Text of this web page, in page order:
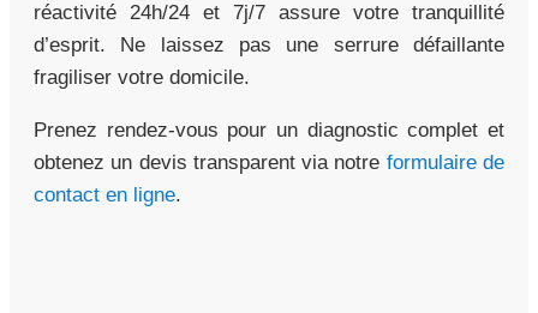
réactivité 24h/24 et 7j/7 assure votre tranquillité
d’esprit. Ne laissez pas une serrure défaillante
fragiliser votre domicile.
Prenez rendez-vous pour un diagnostic complet et
obtenez un devis transparent via notre formulaire de
contact en ligne.